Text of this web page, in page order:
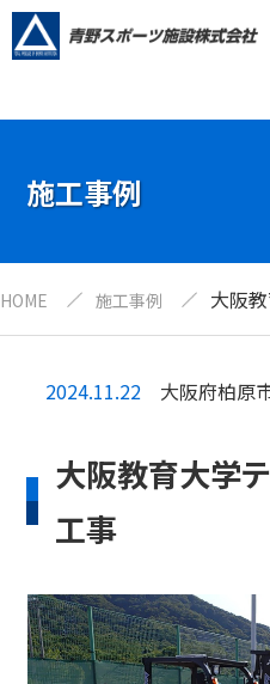
施工事例
HOME 施工事例 大阪
2024.11.22 大阪府柏原
大阪教育大学
工事